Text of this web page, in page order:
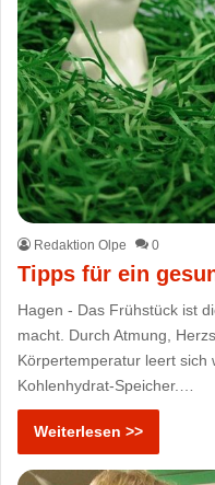
Redaktion Olpe 0
Tipps für ein
Hagen - Das Frühstück ist
macht. Durch Atmung,
Körpertemperatur leert sich
Kohlenhydrat-Speicher.…
Weiterlesen >>